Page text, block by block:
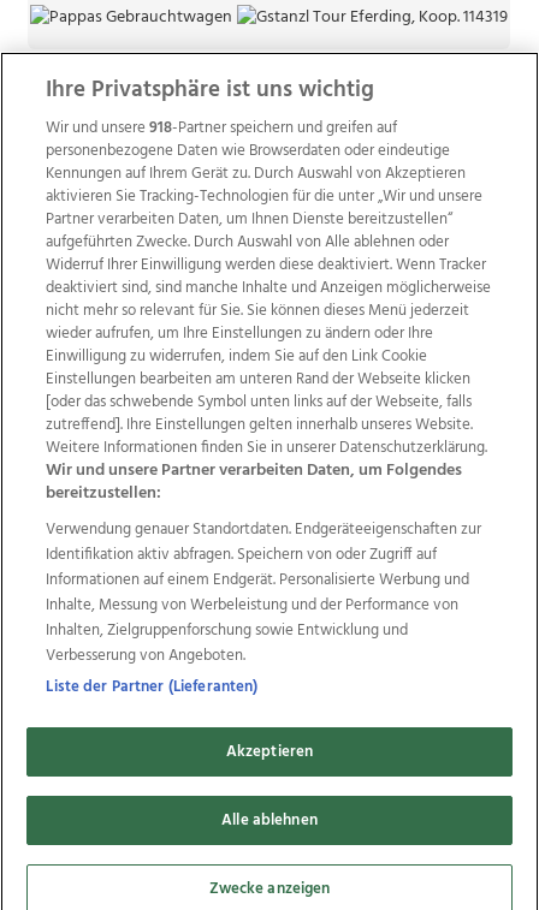
Wir über uns Mediadaten Kontakt
Jobs
Datenschutz
Impressum
AGB Anzeigekunden
AGB Website
Ehrenkodex Politische Werbung
Weitere Angebote des Medienhauses Wimmer
TV1 di-mog-i.at OÖNow
Ischler Woche
Life Radio
OÖNachrichten
OÖN Immobilien
OÖN Karriere
OÖN Reise
Promenaden Galerien
Regionaljobs
wasistlos.at wirtrauern.at
Copyrights © 2026 Tips Zeitungs GmbH & Co KG
developed by
Ihre Privatsphäre ist uns wichtig
Wir und unsere918-Partner speichern und greifen auf
personenbezogene Daten wie Browserdaten oder eindeutige
Kennungen auf Ihrem Gerät zu. Durch Auswahl von Akzeptieren
aktivieren Sie Tracking-Technologien für die unter „Wir und unsere
Partner verarbeiten Daten, um Ihnen Dienste bereitzustellen“
aufgeführten Zwecke. Durch Auswahl von Alle ablehnen oder
Widerruf Ihrer Einwilligung werden diese deaktiviert. Wenn Tracker
deaktiviert sind, sind manche Inhalte und Anzeigen möglicherweise
nicht mehr so relevant für Sie. Sie können dieses Menü jederzeit
wieder aufrufen, um Ihre Einstellungen zu ändern oder Ihre
Einwilligung zu widerrufen, indem Sie auf den Link Cookie
Einstellungen bearbeiten am unteren Rand der Webseite klicken
[oder das schwebende Symbol unten links auf der Webseite, falls
zutreffend]. Ihre Einstellungen gelten innerhalb unseres Website.
Weitere Informationen finden Sie in unserer Datenschutzerklärung.
Wir und unsere Partner verarbeiten Daten, um Folgendes
bereitzustellen:
Verwendung genauer Standortdaten. Endgeräteeigenschaften zur
Identifikation aktiv abfragen. Speichern von oder Zugriff auf
Informationen auf einem Endgerät. Personalisierte Werbung und
Inhalte, Messung von Werbeleistung und der Performance von
Inhalten, Zielgruppenforschung sowie Entwicklung und
Verbesserung von Angeboten.
Liste der Partner (Lieferanten)
Akzeptieren
Alle ablehnen
Zwecke anzeigen